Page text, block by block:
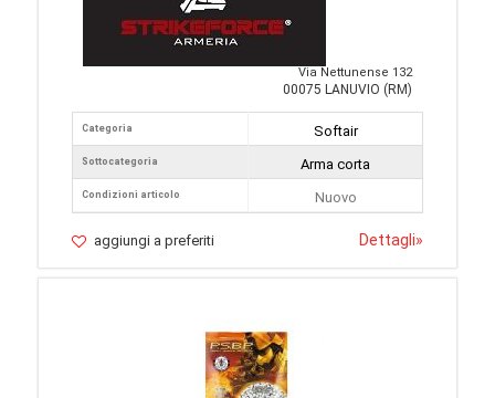
Via Nettunense 132
00075 LANUVIO (RM)
Categoria
Sottocategoria
Condizioni articolo
Softair
Arma corta
Nuovo
aggiungi a preferiti Dettagli»